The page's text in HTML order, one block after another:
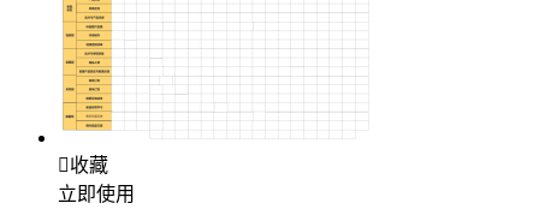
收藏
立即使用